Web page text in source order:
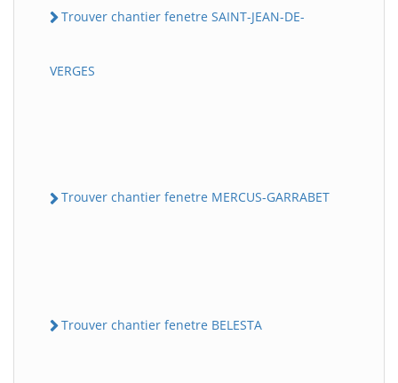
Trouver chantier fenetre SAINT-JEAN-DE-
VERGES
Trouver chantier fenetre MERCUS-GARRABET
Trouver chantier fenetre BELESTA